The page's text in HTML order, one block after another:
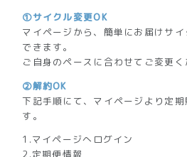
①サイクル変更OK
マイページから、簡単にお届けサ
できます。
ご自身のペースに合わせてご変更く
②解約OK
下記手順にて、マイページより定
す。
1.マイページへログイン
2.定期便情報